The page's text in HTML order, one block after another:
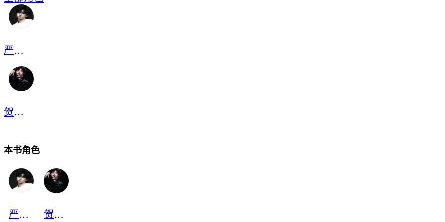
严浩翔
贺峻霖
本书角色
严浩翔 贺峻霖